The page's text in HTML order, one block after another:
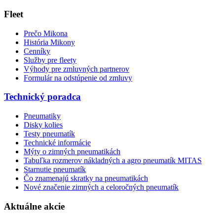
Fleet
Prečo Mikona
História Mikony
Cenníky
Služby pre fleety
Výhody pre zmluvných partnerov
Formulár na odstúpenie od zmluvy
Technický poradca
Pneumatiky
Disky kolies
Testy pneumatík
Technické informácie
Mýty o zimných pneumatikách
Tabuľka rozmerov nákladných a agro pneumatík MITAS
Starnutie pneumatík
Čo znamenajú skratky na pneumatikách
Nové značenie zimných a celoročných pneumatík
Aktuálne akcie